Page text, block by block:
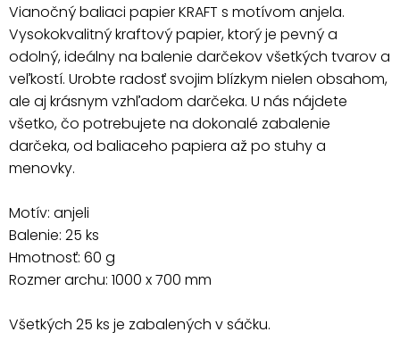
Vianočný baliaci papier KRAFT s motívom anjela.
Vysokokvalitný kraftový papier, ktorý je pevný a
odolný, ideálny na balenie darčekov všetkých tvarov a
veľkostí. Urobte radosť svojim blízkym nielen obsahom,
ale aj krásnym vzhľadom darčeka. U nás nájdete
všetko, čo potrebujete na dokonalé zabalenie
darčeka, od baliaceho papiera až po stuhy a
menovky.
Motív: anjeli
Balenie: 25 ks
Hmotnosť: 60 g
Rozmer archu: 1000 x 700 mm
Všetkých 25 ks je zabalených v sáčku.